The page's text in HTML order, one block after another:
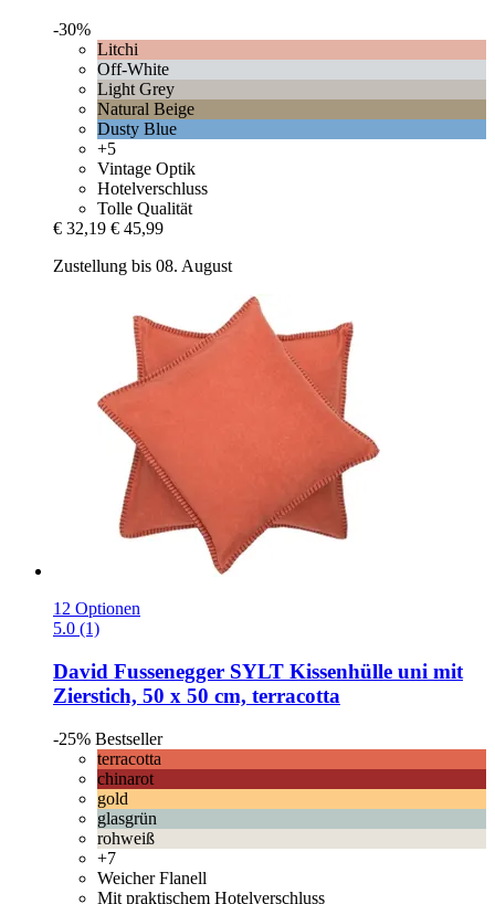
-30%
Litchi
Off-White
Light Grey
Natural Beige
Dusty Blue
+5
Vintage Optik
Hotelverschluss
Tolle Qualität
€ 32,19 € 45,99
Zustellung bis 08. August
12 Optionen
5.0 (1)
David Fussenegger SYLT Kissenhülle uni mit
Zierstich, 50 x 50 cm, terracotta
-25% Bestseller
terracotta
chinarot
gold
glasgrün
rohweiß
+7
Weicher Flanell
Mit praktischem Hotelverschluss